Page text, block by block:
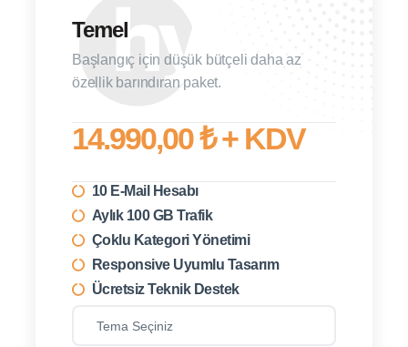
Temel
Başlangıç için düşük bütçeli daha az
özellik barındıran paket.
14.990,00 ₺ + KDV
10 E-Mail Hesabı
Aylık 100 GB Trafik
Çoklu Kategori Yönetimi
Responsive Uyumlu Tasarım
Ücretsiz Teknik Destek